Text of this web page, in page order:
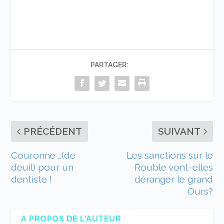
PARTAGER:
PRÉCÉDENT
Couronne …(de
deuil) pour un
dentiste !
SUIVANT
Les sanctions sur le
Rouble vont-elles
déranger le grand
Ours?
A PROPOS DE L'AUTEUR